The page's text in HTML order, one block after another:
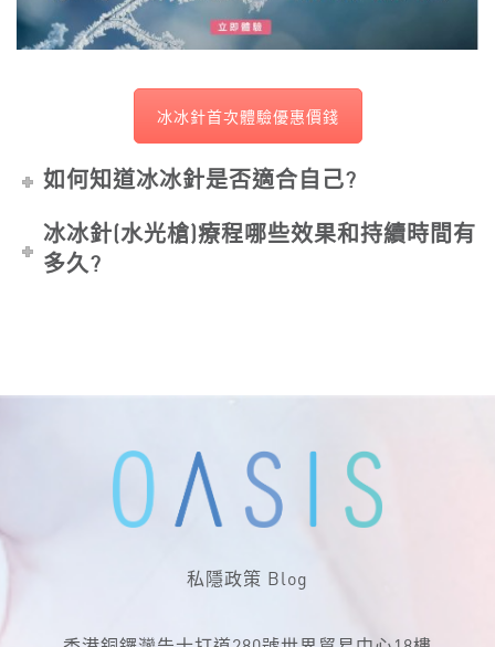
冰冰針首次體驗優惠價錢
如何知道冰冰針是否適合自己?
冰冰針(水光槍)療程哪些效果和持續時間有
多久?
私隱政策 Blog